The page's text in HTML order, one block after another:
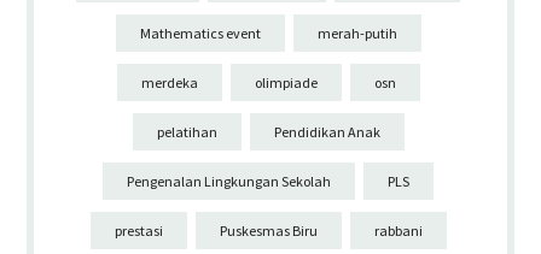
Mathematics event merah-putih
merdeka olimpiade osn
pelatihan Pendidikan Anak
Pengenalan Lingkungan Sekolah PLS
prestasi Puskesmas Biru rabbani